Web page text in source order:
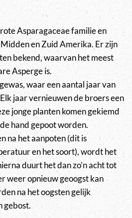
Asparagaceae familie en
en Zuid Amerika. Er zijn
bekend, waarvan het meest
Asperge is.
waar een aantal jaar van
jaar vernieuwen de broers een
jonge planten komen gekiemd
hand gepoot worden.
na het aanpoten (dit is
en het soort), wordt het
duurt het dan zo’n acht tot
weer opnieuw geoogst kan
na het oogsten gelijk
gebost.